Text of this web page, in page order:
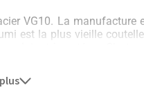
VG10. La
est la plus vieille